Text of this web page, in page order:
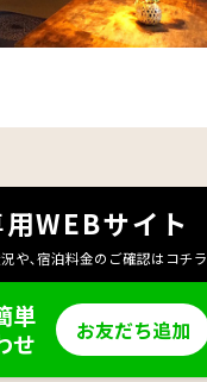
WEBサイト
や､宿泊料金のご確認はコチラ
単
せ
お友だち追加